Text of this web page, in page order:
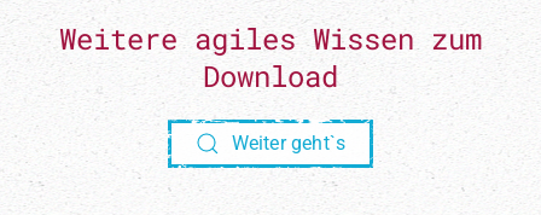
Weitere agiles Wissen zum
Download
Weiter geht`s